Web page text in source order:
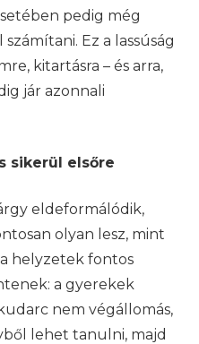
pedig még
Ez a lassúság
kitartásra – és arra,
jár azonnali
sikerül elsőre
eldeformálódik,
olyan lesz, mint
helyzetek fontos
a gyerekek
nem végállomás,
lehet tanulni, majd